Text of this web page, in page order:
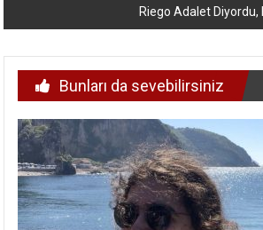
Riego Adalet Diyordu,
Bunları da sevebilirsiniz